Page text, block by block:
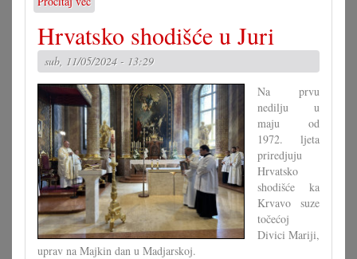
101.
shodišće
u
štajersko
Celje
Hrvatsko shodišće u Juri
sub, 11/05/2024 - 13:29
Na prvu
nedilju u
maju od
1972. ljeta
priredjuju
Hrvatsko
shodišće ka
Krvavo suze
točećoj
Divici Mariji,
uprav na Majkin dan u Madjarskoj.